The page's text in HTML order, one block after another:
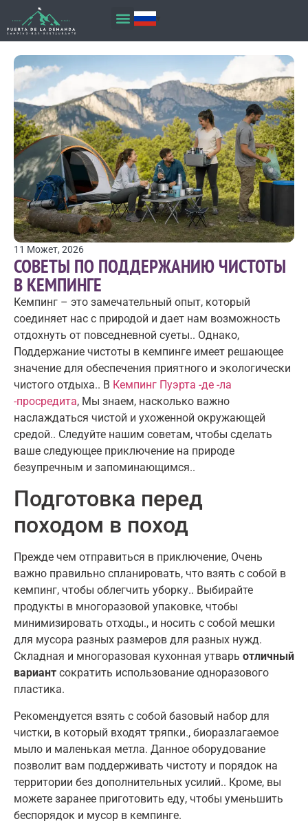
11 Может, 2026
СОВЕТЫ ПО ПОДДЕРЖАНИЮ ЧИСТОТЫ
В КЕМПИНГЕ
Кемпинг – это замечательный опыт, который
соединяет нас с природой и дает нам возможность
отдохнуть от повседневной суеты.. Однако,
Поддержание чистоты в кемпинге имеет решающее
значение для обеспечения приятного и экологически
чистого отдыха.. В Кемпинг Пуэрта -де -ла
-просредита, Мы знаем, насколько важно
наслаждаться чистой и ухоженной окружающей
средой.. Следуйте нашим советам, чтобы сделать
ваше следующее приключение на природе
безупречным и запоминающимся..
Подготовка перед
походом в поход
Прежде чем отправиться в приключение, Очень
важно правильно спланировать, что взять с собой в
кемпинг, чтобы облегчить уборку.. Выбирайте
продукты в многоразовой упаковке, чтобы
минимизировать отходы., и носить с собой мешки
для мусора разных размеров для разных нужд.
Складная и многоразовая кухонная утварь отличный
вариант сократить использование одноразового
пластика.
Рекомендуется взять с собой базовый набор для
чистки, в который входят тряпки., биоразлагаемое
мыло и маленькая метла. Данное оборудование
позволит вам поддерживать чистоту и порядок на
территории без дополнительных усилий.. Кроме, вы
можете заранее приготовить еду, чтобы уменьшить
беспорядок и мусор в кемпинге.